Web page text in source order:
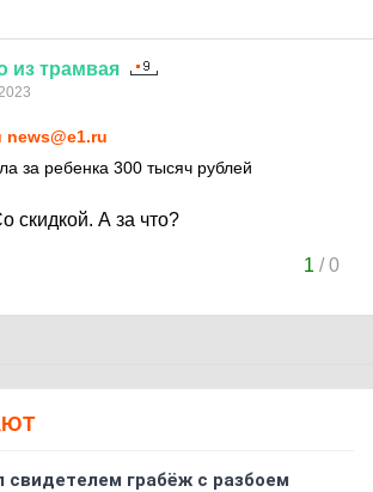
из трамвая
news@e1.ru
за ребенка 300 тысяч рублей
скидкой. А за что?
1 /0
свидетелем грабёж с разбоем